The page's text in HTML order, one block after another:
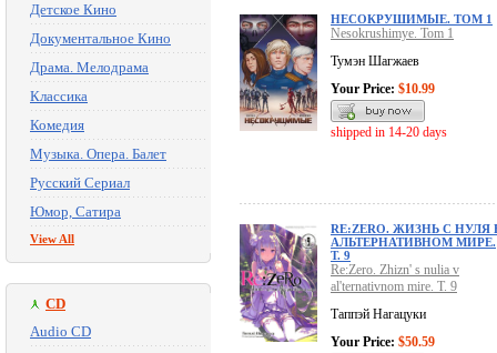
Детское Кино
Документальное Кино
Драма. Мелодрама
Классика
Комедия
Музыка. Опера. Балет
Русский Сериал
Юмор, Сатира
View All
CD
Audio CD
НЕСОКРУШИМЫЕ. ТОМ 1
Nesokrushimye. Tom 1
Тумэн Шагжаев
Your Price: $10.99
shipped in 14-20 days
RE:ZERO. ЖИЗНЬ С НУЛЯ
АЛЬТЕРНАТИВНОМ МИРЕ.
Т. 9
Re:Zero. Zhizn' s nulia v
al'ternativnom mire. T. 9
Таппэй Нагацуки
Your Price: $50.59